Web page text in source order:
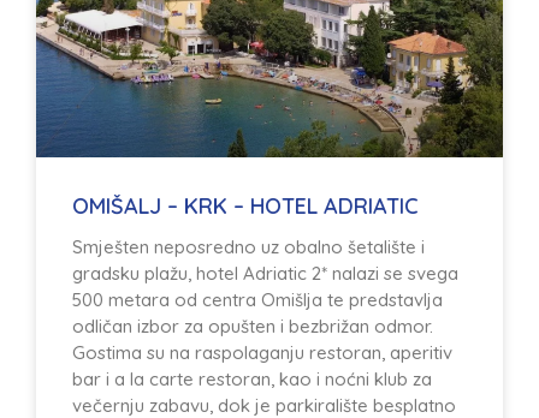
OMIŠALJ – KRK – HOTEL ADRIATIC
Smješten neposredno uz obalno šetalište i
gradsku plažu, hotel Adriatic 2* nalazi se svega
500 metara od centra Omišlja te predstavlja
odličan izbor za opušten i bezbrižan odmor.
Gostima su na raspolaganju restoran, aperitiv
bar i a la carte restoran, kao i noćni klub za
večernju zabavu, dok je parkiralište besplatno